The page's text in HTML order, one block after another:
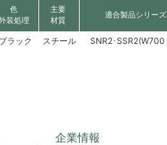
色
装処理
主要
材質
適合製品シリー
ブラック スチール SNR2･
企業情報